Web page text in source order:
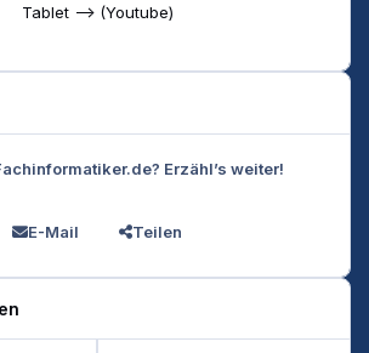
Tablet --> (Youtube)
Erzähl’s weiter!
E-Mail Teilen